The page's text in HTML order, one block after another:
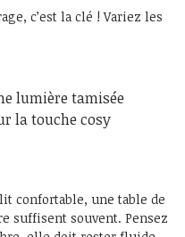
c’est la clé ! Variez les
lumière tamisée
la touche cosy
confortable, une table de
suffisent souvent. Pensez